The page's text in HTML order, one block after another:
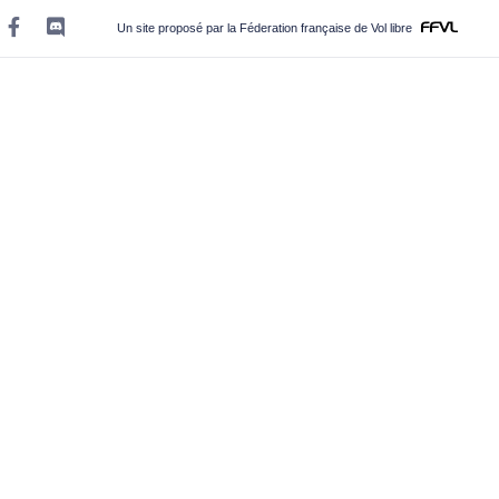
Un site proposé par la Féderation française de Vol libre